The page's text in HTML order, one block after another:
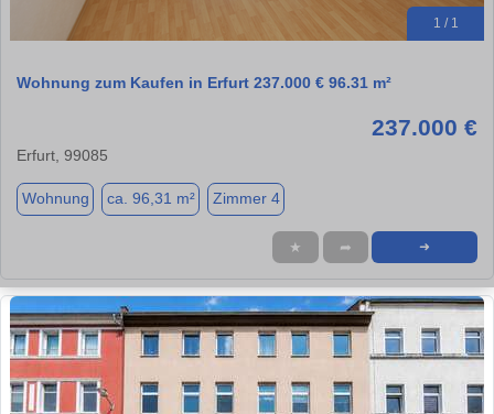
1 / 1
Wohnung zum Kaufen in Erfurt 237.000 € 96.31 m²
237.000 €
Erfurt, 99085
Wohnung ca. 96,31 m² Zimmer 4
★ ➦ ➜